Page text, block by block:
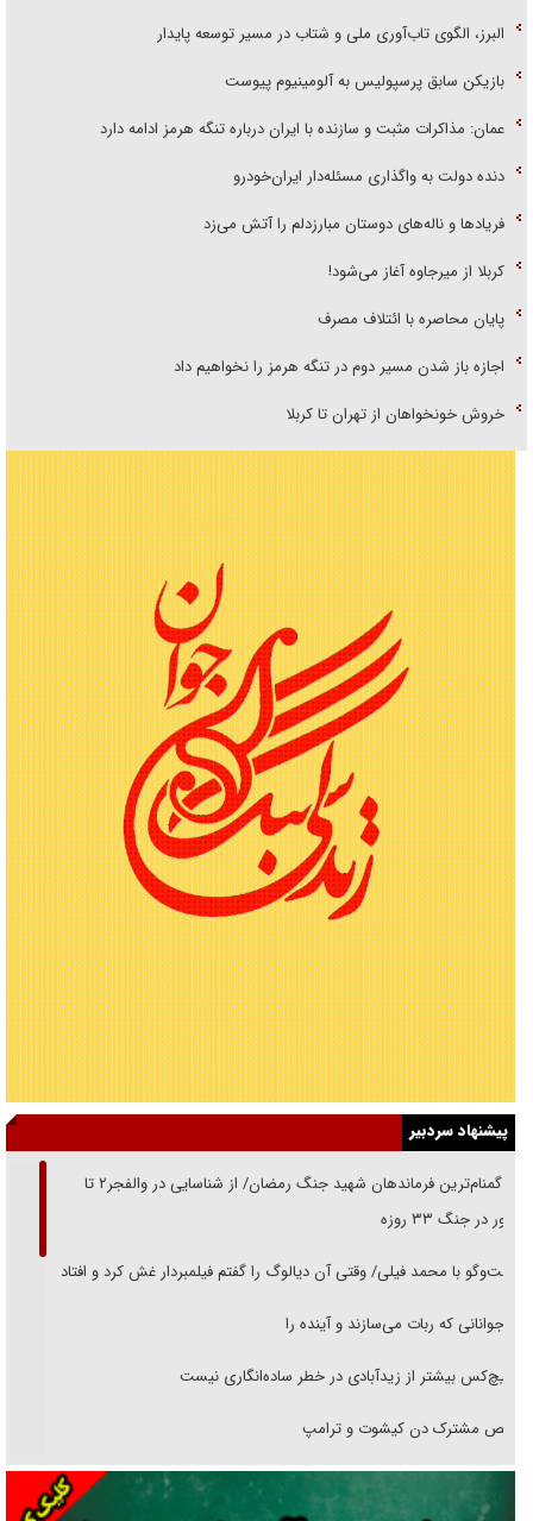
البرز، الگوی تاب‌آوری ملی و شتاب در مسیر توسعه پایدار
بازیکن سابق پرسپولیس به آلومینیوم پیوست
عمان: مذاکرات مثبت و سازنده با ایران درباره تنگه هرمز ادامه دارد
دنده دولت به واگذاری مسئله‌دار ایران‌خودرو
فریاد‌ها و ناله‌های دوستان مبارزدلم را آتش می‌زد
کربلا از میرجاوه آغاز می‌شود!
پایان محاصره با ائتلاف مصرف
اجازه باز شدن مسیر دوم در تنگه هرمز را نخواهیم داد
خروش خونخواهان از تهران تا کربلا
پیشنهاد سردبیر
از گمنام‌ترین فرماندهان شهید جنگ رمضان/ از شناسایی در والفجر۲ تا
حضور در جنگ ۳۳ روزه
گفت‌وگو با محمد فیلی/ وقتی آن دیالوگ را گفتم فیلمبردار غش کرد و افتاد
نوجوانانی که ربات می‌سازند و آینده را
هیچ‌کس بیشتر از زیدآبادی در خطر ساده‌انگاری نیست
رقص مشترک دن کیشوت و ترامپ
دنده دولت به واگذاری مسئله‌دار ایران‌خودرو/ خصوصی‌سازی یا انحصار؟